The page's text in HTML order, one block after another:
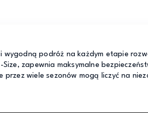
wygodną podróż na każdym etapie
zapewnia maksymalne
wiele sezonów mogą liczyć na